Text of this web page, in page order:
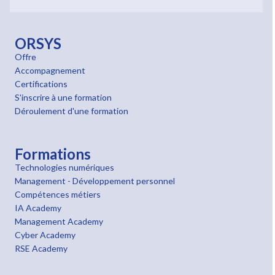
ORSYS
Offre
Accompagnement
Certifications
S'inscrire à une formation
Déroulement d'une formation
Formations
Technologies numériques
Management - Développement personnel
Compétences métiers
IA Academy
Management Academy
Cyber Academy
RSE Academy